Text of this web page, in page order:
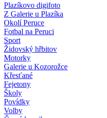
Plazíkovo digifoto
Z Galerie u Plazíka
Okolí Peruce
Fotbal na Peruci
Sport
Židovský hřbitov
Motorky
Galerie u Kozorožce
Křesťané
Fejetony
Školy
Povídky
Volby